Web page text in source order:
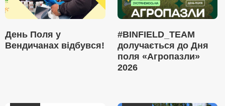
День Поля у
Вендичанах відбувся!
#BINFIELD_TEAM
долучається до Дня
поля «Агропазли»
2026